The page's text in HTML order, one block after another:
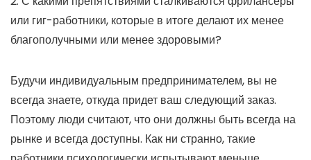
или гиг-работники, которые в итоге делают их менее
благополучными или менее здоровыми?
Будучи индивидуальным предпринимателем, вы не
всегда знаете, откуда придет ваш следующий заказ.
Поэтому люди считают, что они должны быть всегда на
рынке и всегда доступны. Как ни странно, такие